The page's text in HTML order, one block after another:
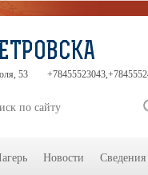
53
Новости